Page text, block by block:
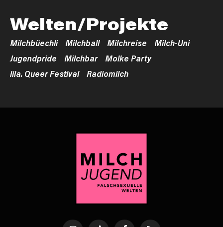
Welten/Projekte
Milchbüechli Milchball Milchreise
Milch-Uni
Jugendpride
Milchbar
Molke Party
lila. Queer Festival
Radiomilch